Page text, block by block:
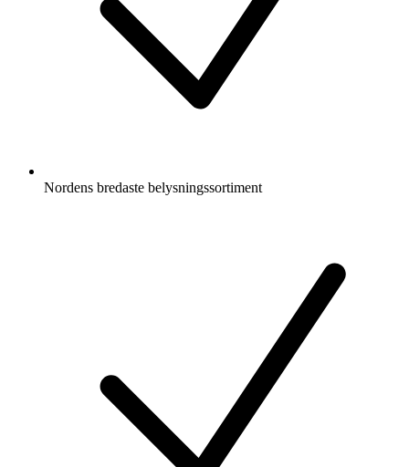
Nordens bredaste belysningssortiment